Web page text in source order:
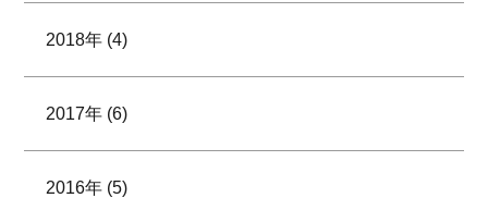
2018年 (4)
2017年 (6)
2016年 (5)